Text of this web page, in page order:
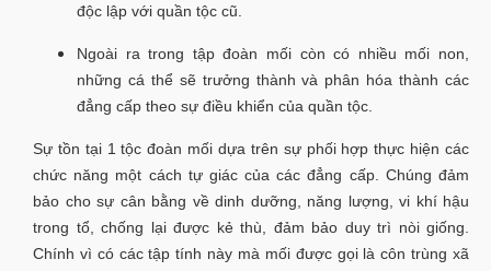
độc lập với quần tộc cũ.
Ngoài ra trong tập đoàn mối còn có nhiều mối non,
những cá thể sẽ trưởng thành và phân hóa thành các
đẳng cấp theo sự điều khiển của quần tộc.
Sự tồn tại 1 tộc đoàn mối dựa trên sự phối hợp thực hiện các
chức năng một cách tự giác của các đẳng cấp. Chúng đảm
bảo cho sự cân bằng về dinh dưỡng, năng lượng, vi khí hậu
trong tổ, chống lại được kẻ thù, đảm bảo duy trì nòi giống.
Chính vì có các tập tính này mà mối được gọi là côn trùng xã